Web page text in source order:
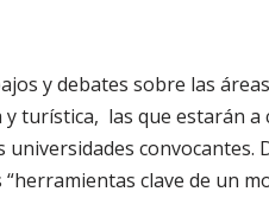
y debates sobre las
turística, las que estarán a
convocantes.
clave de un